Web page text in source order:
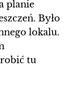
planie
Było
lokalu.
tu